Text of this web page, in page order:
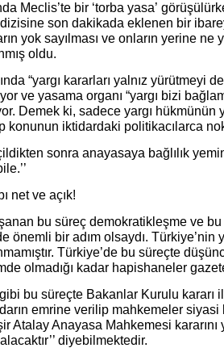
Meclis’te bir ‘torba yasa’
son dakikada eklenen bir
yok sayılması ve onların yerine ne
oldu.
“yargı kararları yalnız yürütmeyi
ve yasama organı “yargı bizi
Demek ki, sadece yargı
konunun iktidardaki politikacılarca
sonra anayasaya bağlılık
net ve açık!
bu süreç demokratikleşme ve
önemli bir adım olsaydı. Türkiye’nin
Türkiye’de bu süreçte
olmadığı kadar hapishaneler
bu süreçte Bakanlar Kurulu kararı
emrine verilip mahkemeler
Atalay Anayasa Mahkemesi kararını
diyebilmektedir.